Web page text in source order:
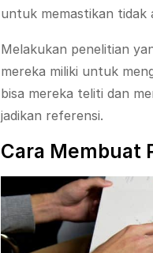
untuk memastikan tidak
Melakukan penelitian
mereka miliki untuk
bisa mereka teliti dan
jadikan referensi.
Cara Membuat